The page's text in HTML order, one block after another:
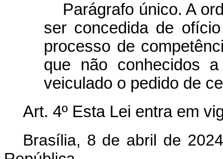
Parágrafo único. A
ser concedida de
processo de
que não conhecidos
veiculado o pedido de
Art. 4º Esta Lei entra em
Brasília, 8 de abril de